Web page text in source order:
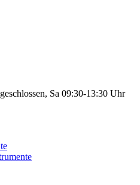
Sa 09:30-13:30 Uhr